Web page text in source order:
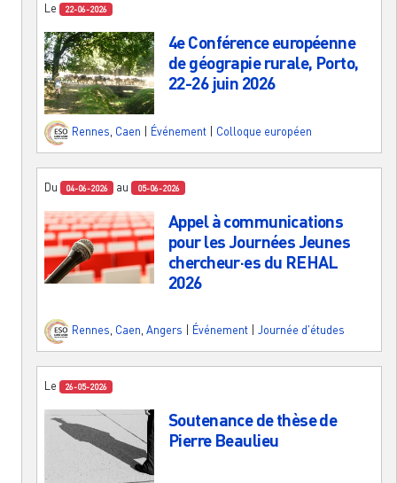
Le 22-06-2026
4e Conférence européenne
de géograpie rurale, Porto,
22-26 juin 2026
Rennes Caen Événement Colloque européen
Du 04-06-2026 au 05-06-2026
Appel à communications
pour les Journées Jeunes
chercheur·es du REHAL
2026
Rennes Caen Angers Événement Journée d'études
Le 26-05-2026
Soutenance de thèse de
Pierre Beaulieu